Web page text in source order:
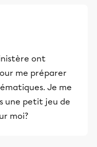
ont
me préparer
Je me
une petit jeu de
moi?